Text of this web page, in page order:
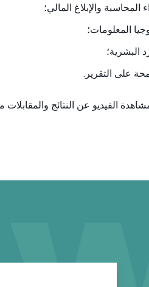
المحاسبة والإبلاغ المالي؛
المعلومات؛
البشرية؛
على التقرير.
الفيديو عن النتائج